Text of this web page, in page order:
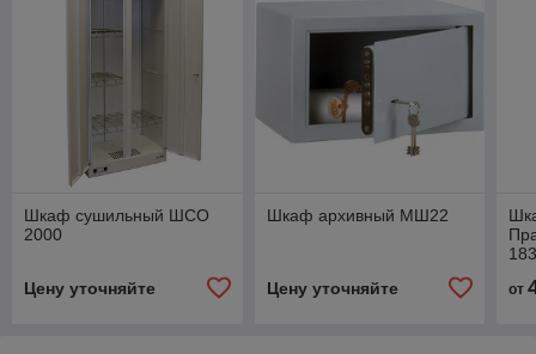
Шкаф сушильный ШСО
2000
Цену уточняйте
Шкаф архивный МШ22
Цену уточняйте от